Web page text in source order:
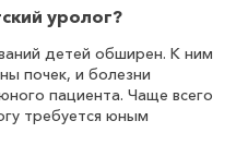
уролог?
детей обширен. К ним
почек, и болезни
пациента. Чаще всего
требуется юным